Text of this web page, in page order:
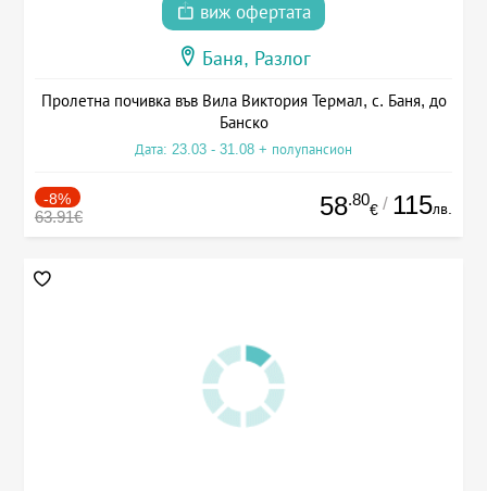
виж офертата
Баня, Разлог
Пролетна почивка във Вила Виктория Термал, с. Баня, до
Банско
Дата: 23.03 - 31.08 + полупансион
-8%
63.91€ 58.80
€ / 115лв.